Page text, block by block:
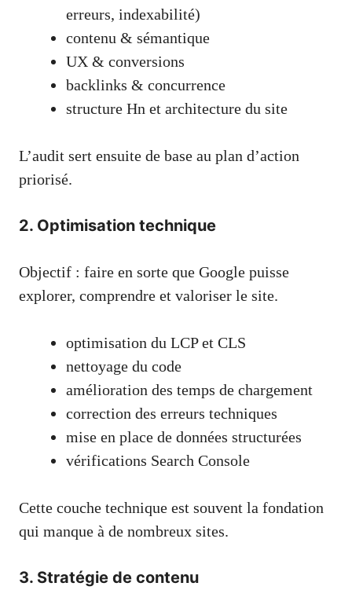
erreurs, indexabilité)
contenu & sémantique
UX & conversions
backlinks & concurrence
structure Hn et architecture du site
L’audit sert ensuite de base au plan d’action
priorisé.
2. Optimisation technique
Objectif : faire en sorte que Google puisse
explorer, comprendre et valoriser le site.
optimisation du LCP et CLS
nettoyage du code
amélioration des temps de chargement
correction des erreurs techniques
mise en place de données structurées
vérifications Search Console
Cette couche technique est souvent la fondation
qui manque à de nombreux sites.
3. Stratégie de contenu